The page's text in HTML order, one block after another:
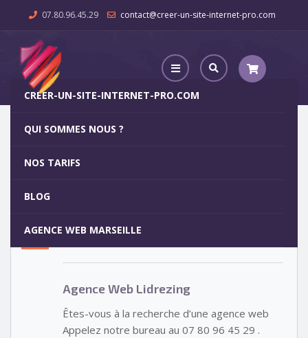
07.80.96.45.29 contact@creer-un-site-internet-pro.com
CREER-UN-SITE-INTERNET-PRO.COM
QUI SOMMES NOUS ?
NOS TARIFS
BLOG
AGENCE WEB MARSEILLE
Agence Web Lidrezing
5
Votre site internet pour 29€
Agence Web Lidrezing
Êtes-vous à la recherche d’une agence web
Appelez notre bureau au 07 80 96 45 29 .